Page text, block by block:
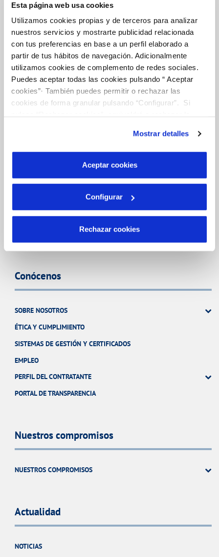
Esta página web usa cookies
Utilizamos cookies propias y de terceros para analizar
nuestros servicios y mostrarte publicidad relacionada
con tus preferencias en base a un perfil elaborado a
partir de tus hábitos de navegación. Adicionalmente
utilizamos cookies de complemento de redes sociales.
Puedes aceptar todas las cookies pulsando “ Aceptar
cookies”· También puedes permitir o rechazar las
cookies de forma granular pulsando “Configurar”. Si
son indispensables para que el sitio web funcione y que
por tanto no se pueden desactivar. Puedes consultar
más información en nuestraPolítica de Cookies
Mostrar detalles
Aceptar cookies
Configurar
Rechazar cookies
COMPROMISO DE SERVICIO
Tu Agua
NUESTRO PAPEL EN EL CICLO URBANO
Otros Servicios
RED URBANA DE RIEGO
MANTENIMIENTO DE FUENTES PROPIAS
Conócenos
SOBRE NOSOTROS
ÉTICA Y CUMPLIMIENTO
SISTEMAS DE GESTIÓN Y CERTIFICADOS
EMPLEO
PERFIL DEL CONTRATANTE
PORTAL DE TRANSPARENCIA
Nuestros compromisos
NUESTROS COMPROMISOS
Actualidad
NOTICIAS